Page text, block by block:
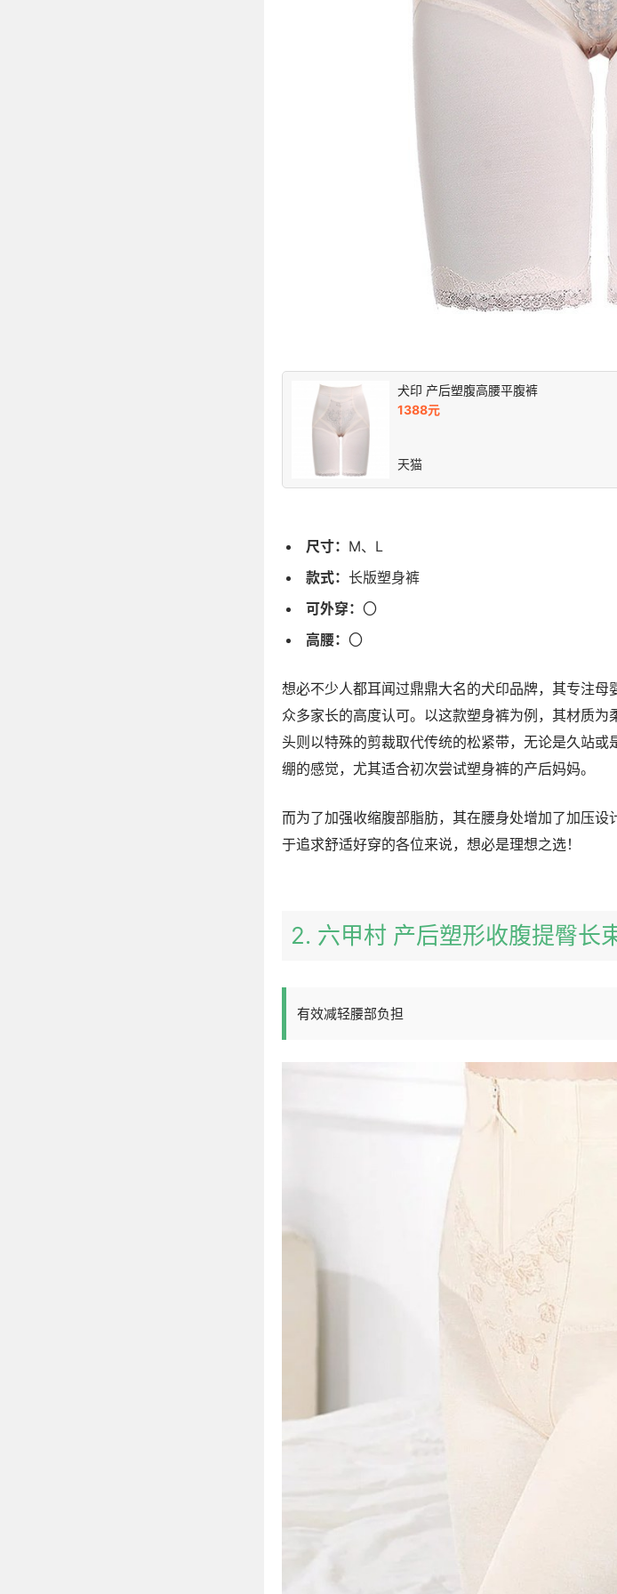
犬印 产后塑腹高腰平腹裤
1388元
天猫
尺寸： M、L
款式： 长版塑身裤
可外穿： 〇
高腰： 〇
想必不少人都耳闻过鼎鼎大名的犬印品牌，其专注
众多家长的高度认可。以这款塑身裤为例，其材质
头则以特殊的剪裁取代传统的松紧带，无论是久站
绷的感觉，尤其适合初次尝试塑身裤的产后妈妈。
而为了加强收缩腹部脂肪，其在腰身处增加了加压
于追求舒适好穿的各位来说，想必是理想之选！
2. 六甲村 产后塑形收腹提臀长
有效减轻腰部负担